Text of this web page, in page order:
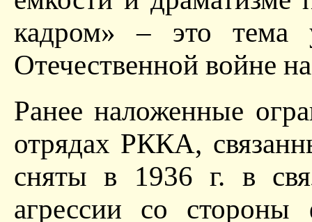
кадром» – это тема
Отечественной войне
Ранее наложенные
отрядах РККА,
сняты в 1936 г. в
агрессии со стороны